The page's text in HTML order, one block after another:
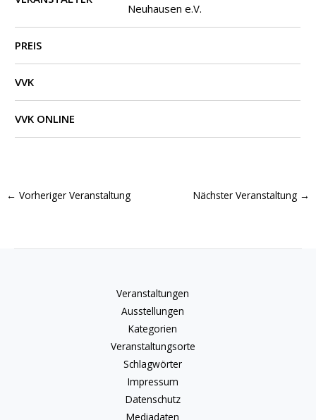
Neuhausen e.V.
PREIS
VVK
VVK ONLINE
← Vorheriger Veranstaltung Nächster Veranstaltung →
Veranstaltungen
Ausstellungen
Kategorien
Veranstaltungsorte
Schlagwörter
Impressum
Datenschutz
Mediadaten